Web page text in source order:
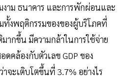
งาม ธนาคาร และการพักผ่อนและ
ทั้งพฤติกรรมของของผู้บริโภคที่
ากขึ้น มีความกล้าในการใช้จ่าย
คล้องกับตัวเลข GDP ของ
จะเติบโตขึ้นที่ 3.7% อย่างไร